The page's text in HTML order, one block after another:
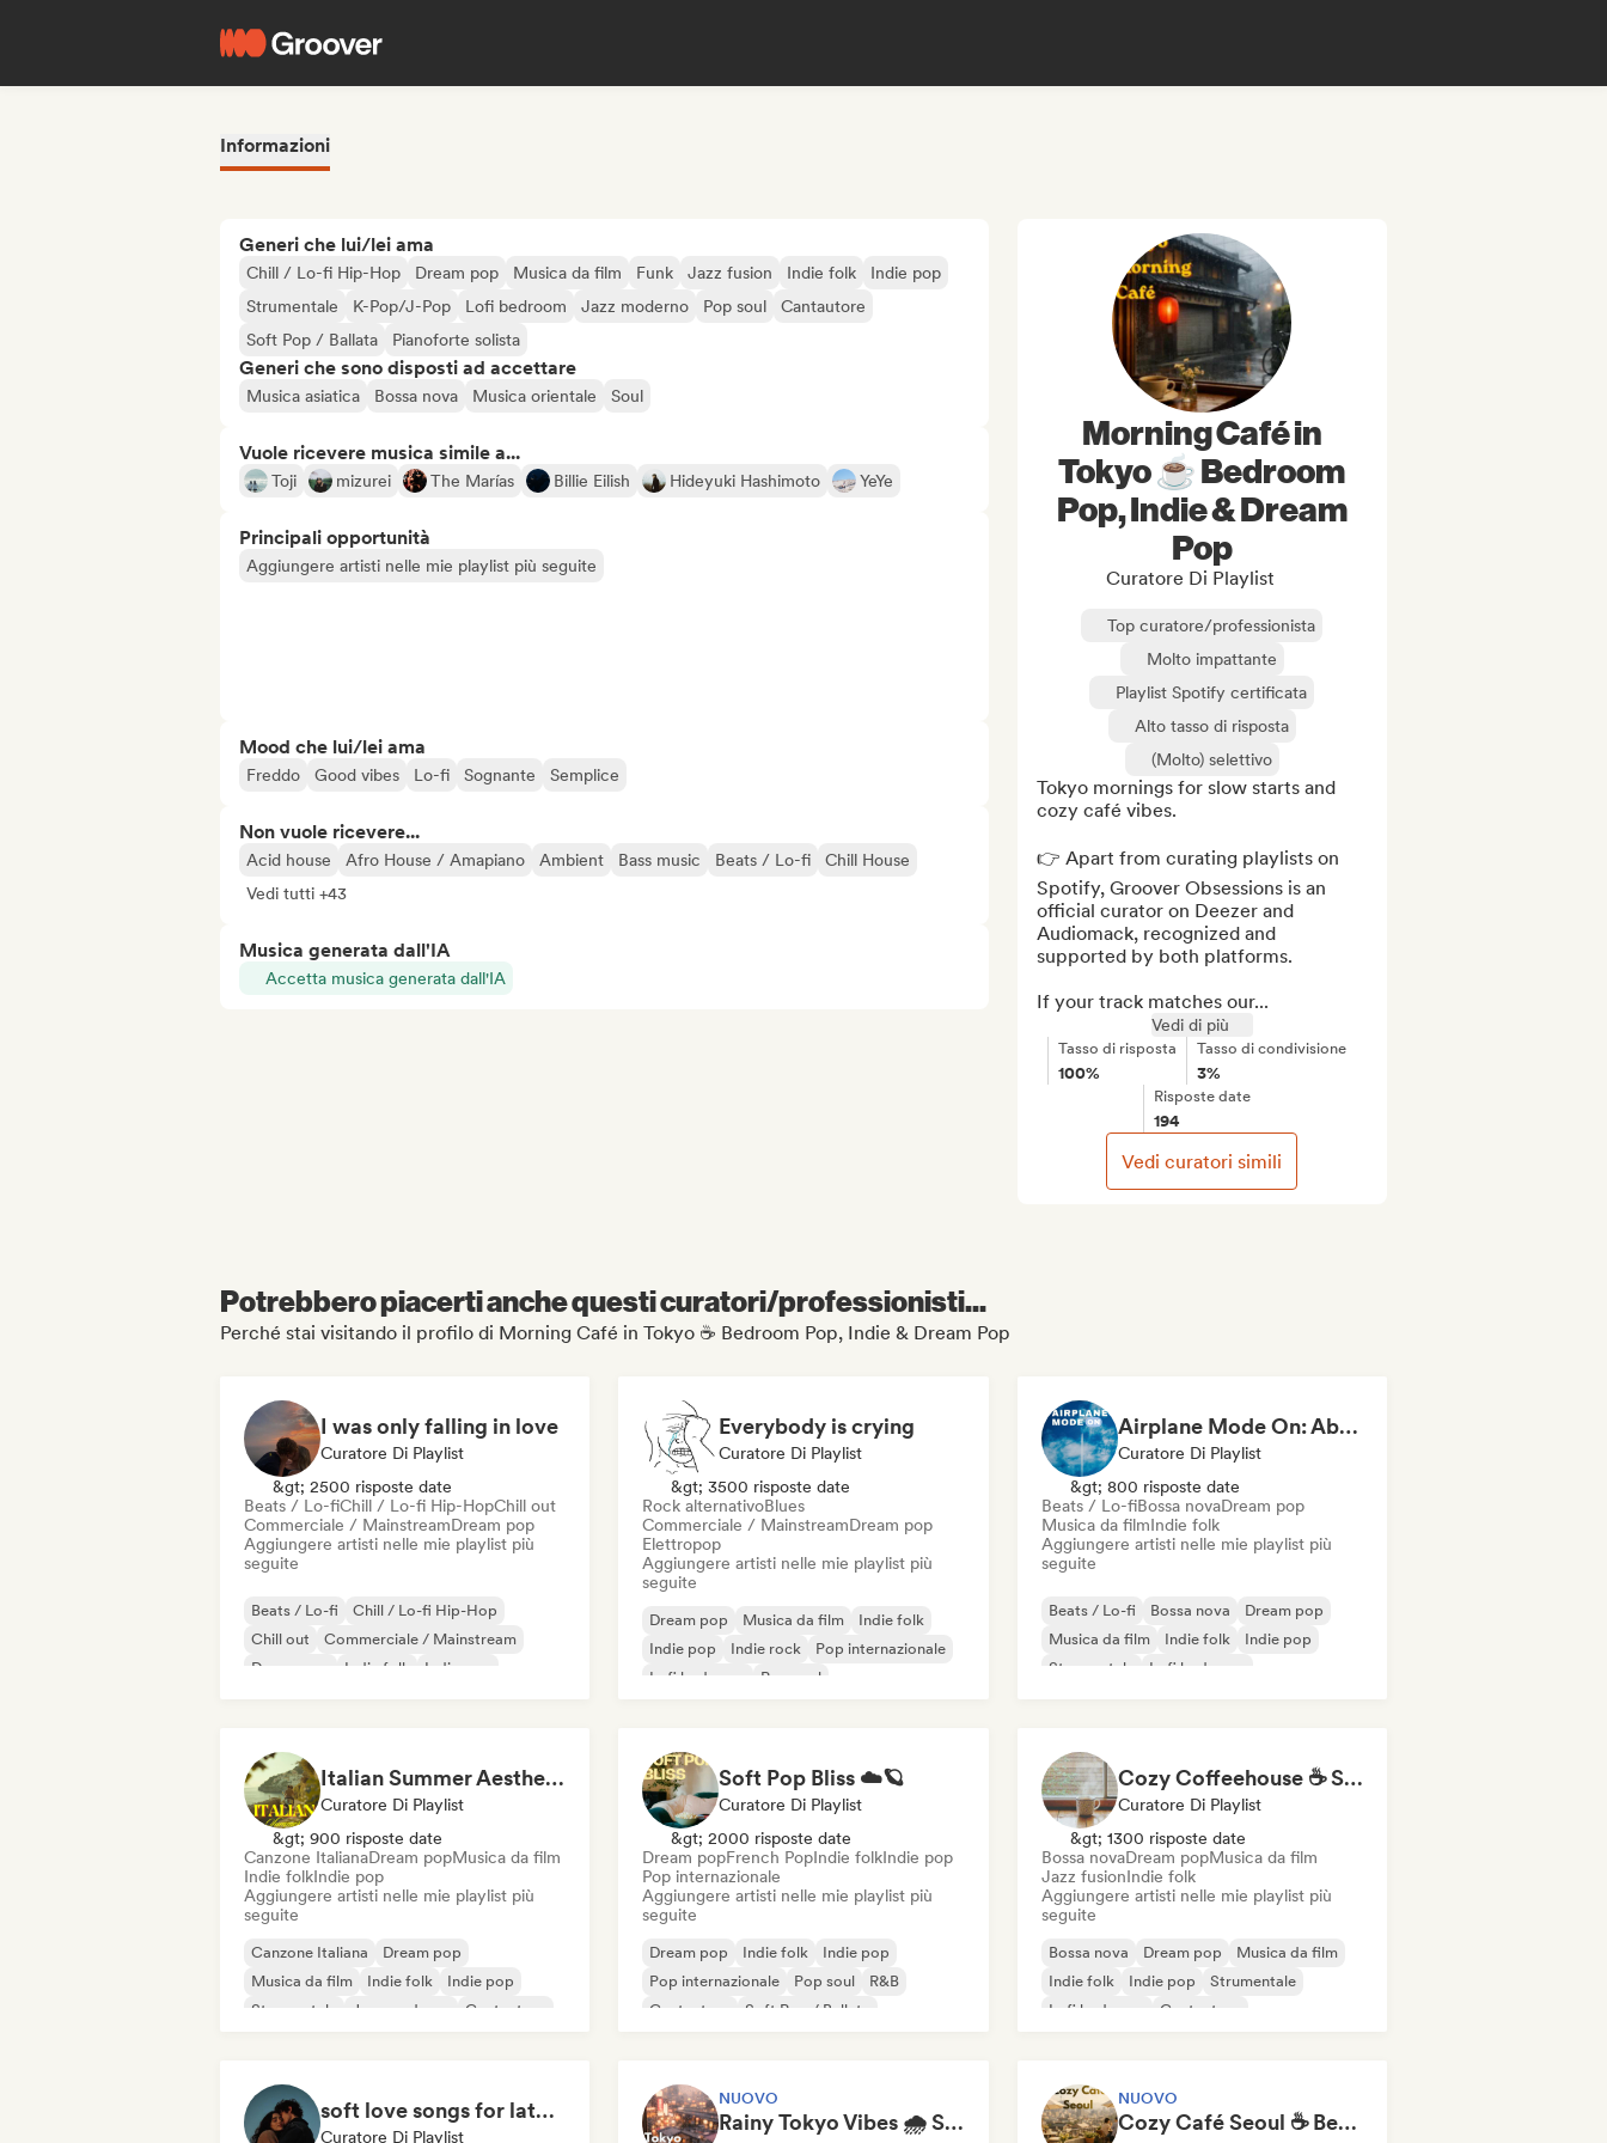
Informazioni
Generi che lui/lei ama
Chill / Lo-fi Hip-Hop Dream pop Musica da film Funk Jazz fusion Indie folk
Indie pop
Strumentale
K-Pop/J-Pop Lofi bedroom Jazz moderno Pop soul
Cantautore
Soft Pop / Ballata
Pianoforte solista
Generi che sono disposti ad accettare
Musica asiatica Bossa nova Musica orientale Soul
Vuole ricevere musica simile a...
Toji mizurei The Marías Billie Eilish Hideyuki Hashimoto YeYe
Principali opportunità
Aggiungere artisti nelle mie playlist più seguite
Mood che lui/lei ama
Freddo Good vibes Lo-fi Sognante Semplice
Non vuole ricevere...
Acid house Afro House / Amapiano Ambient Bass music Beats / Lo-fi
Chill House
Vedi tutti +43
Musica generata dall'IA
Accetta musica generata dall'IA
Morning Café in
Tokyo ☕ Bedroom
Pop, Indie & Dream
Pop
Curatore Di Playlist
Top curatore/professionista
Molto impattante
Playlist Spotify certificata
Alto tasso di risposta
(Molto) selettivo
Tokyo mornings for slow starts and
cozy café vibes.
👉 Apart from curating playlists on
Spotify, Groover Obsessions is an
official curator on Deezer and
Audiomack, recognized and
supported by both platforms.
If your track matches our...
Vedi di più
Tasso di risposta
100%
Tasso di condivisione
3%
Risposte date
194
Vedi curatori simili
Potrebbero piacerti anche questi curatori/professionisti...
Perché stai visitando il profilo di Morning Café in Tokyo ☕ Bedroom Pop, Indie & Dream Pop
I was only falling in love
Curatore Di Playlist
&gt; 2500 risposte date
Beats / Lo-fiChill / Lo-fi Hip-HopChill out
Commerciale / MainstreamDream pop
Aggiungere artisti nelle mie playlist più
seguite
Beats / Lo-fi
Chill / Lo-fi Hip-Hop
Chill out
Commerciale / Mainstream
Dream pop
Indie folk
Indie pop
Everybody is crying
Curatore Di Playlist
&gt; 3500 risposte date
Rock alternativoBlues
Commerciale / MainstreamDream pop
Elettropop
Aggiungere artisti nelle mie playlist più
seguite
Dream pop Musica da film
Indie folk
Indie pop
Indie rock
Pop internazionale
Lofi bedroom
Pop soul
Airplane Mode On: Above the Clouds
Curatore Di Playlist
&gt; 800 risposte date
Beats / Lo-fiBossa novaDream pop
Musica da filmIndie folk
Aggiungere artisti nelle mie playlist più
seguite
Beats / Lo-fi Bossa nova
Dream pop
Musica da film
Indie folk
Indie pop
Strumentale
Lofi bedroom
Italian Summer Aesthetic
Curatore Di Playlist
&gt; 900 risposte date
Canzone ItalianaDream popMusica da film
Indie folkIndie pop
Aggiungere artisti nelle mie playlist più
seguite
Canzone Italiana
Dream pop
Musica da film
Indie folk
Indie pop
Strumentale
Jazz moderno Cantautore
Soft Pop Bliss ☁️🪐
Curatore Di Playlist
&gt; 2000 risposte date
Dream popFrench PopIndie folkIndie pop
Pop internazionale
Aggiungere artisti nelle mie playlist più
seguite
Dream pop Indie folk
Indie pop
Pop internazionale
Pop soul
R&B
Cantautore
Soft Pop / Ballata
Cozy Coffeehouse ☕ Singer-Songwriter, Indie Folk & Acoustic
Curatore Di Playlist
&gt; 1300 risposte date
Bossa novaDream popMusica da film
Jazz fusionIndie folk
Aggiungere artisti nelle mie playlist più
seguite
Bossa nova Dream pop
Musica da film
Indie folk
Indie pop
Strumentale
Lofi bedroom
Cantautore
soft love songs for late nights
Curatore Di Playlist
NUOVO
Rainy Tokyo Vibes 🌧️ Singer-Songwriter, Dream Pop & Neoclassical
NUOVO
Cozy Café Seoul ☕ Bedroom Pop, Singer-Songwriter & Dream Pop